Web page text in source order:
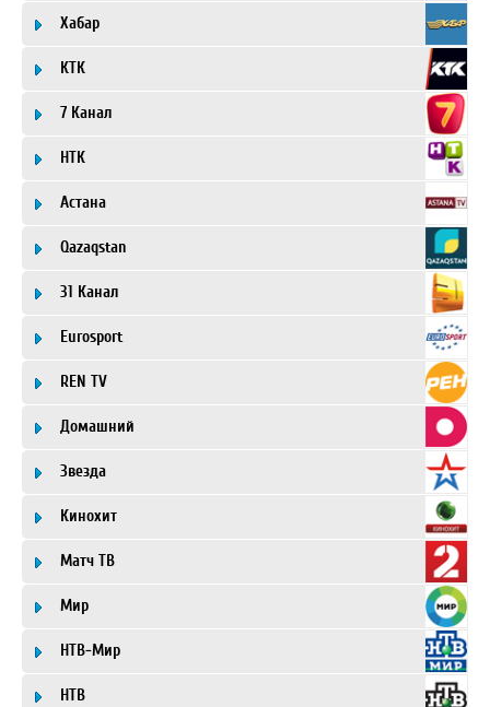
Хабар
КТК
7 Канал
НТК
Астана
Qazaqstan
31 Канал
Eurosport
REN TV
Домашний
Звезда
Кинохит
Матч ТВ
Мир
НТВ-Мир
НТВ